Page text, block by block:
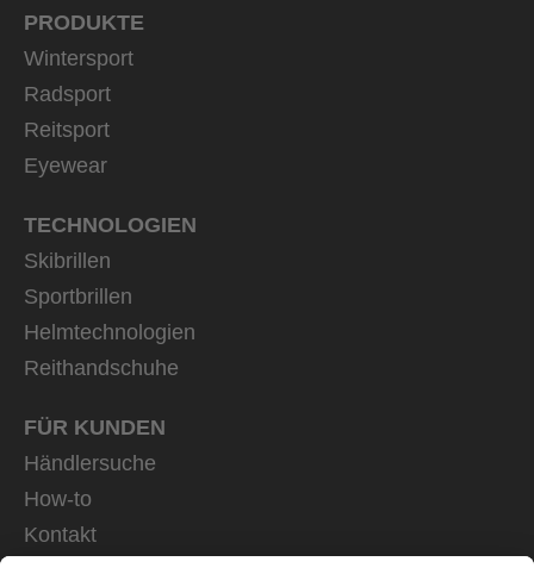
PRODUKTE
Wintersport
Radsport
Reitsport
Eyewear
TECHNOLOGIEN
Skibrillen
Sportbrillen
Helmtechnologien
Reithandschuhe
FÜR KUNDEN
Händlersuche
How-to
Kontakt